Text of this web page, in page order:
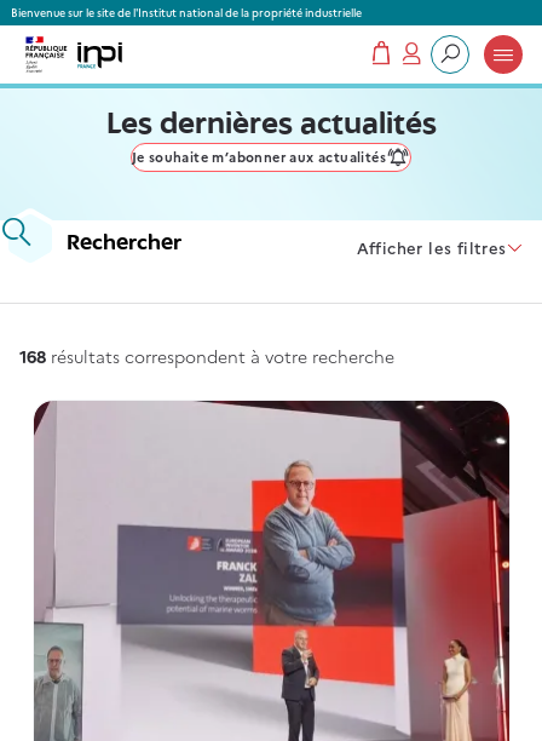
Bienvenue sur le site de l'Institut national de la propriété industrielle
Que recherchez-vous ?
Mon compte
Mon panier
Les dernières actualités
Je souhaite m’abonner aux actualités
Rechercher Afficher les filtres
168résultats correspondent à votre recherche
168 résultats correspondent à votre recherche
Panneau de gestion des cookies